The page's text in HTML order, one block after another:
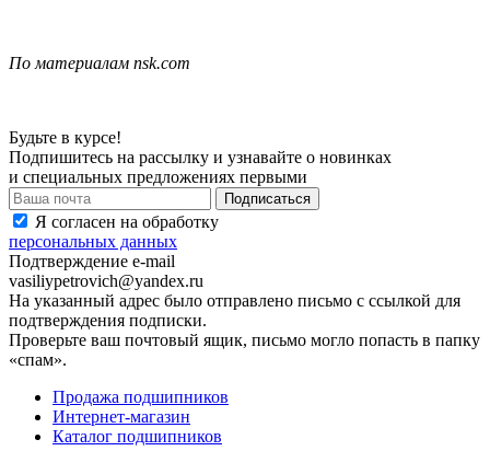
По материалам nsk.com
Будьте в курсе!
Подпишитесь на рассылку и узнавайте о новинках
и специальных предложениях первыми
Я согласен на обработку
персональных данных
Подтверждение e-mail
vasiliypetrovich@yandex.ru
На указанный адрес было отправлено письмо с ссылкой для
подтверждения подписки.
Проверьте ваш почтовый ящик, письмо могло попасть в папку
«спам».
Продажа подшипников
Интернет-магазин
Каталог подшипников